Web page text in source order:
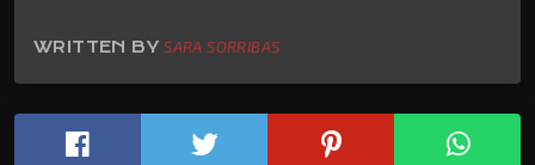
WRITTEN BY SARA SORRIBAS